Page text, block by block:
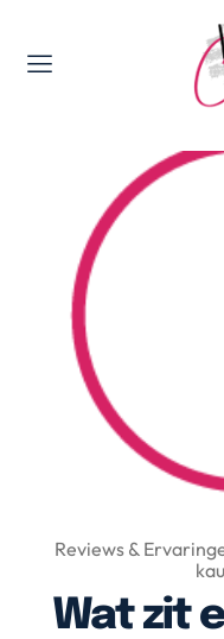
Valerie's Topics
Lifestyle,
Over Valerie
Reviews &
Wat zit